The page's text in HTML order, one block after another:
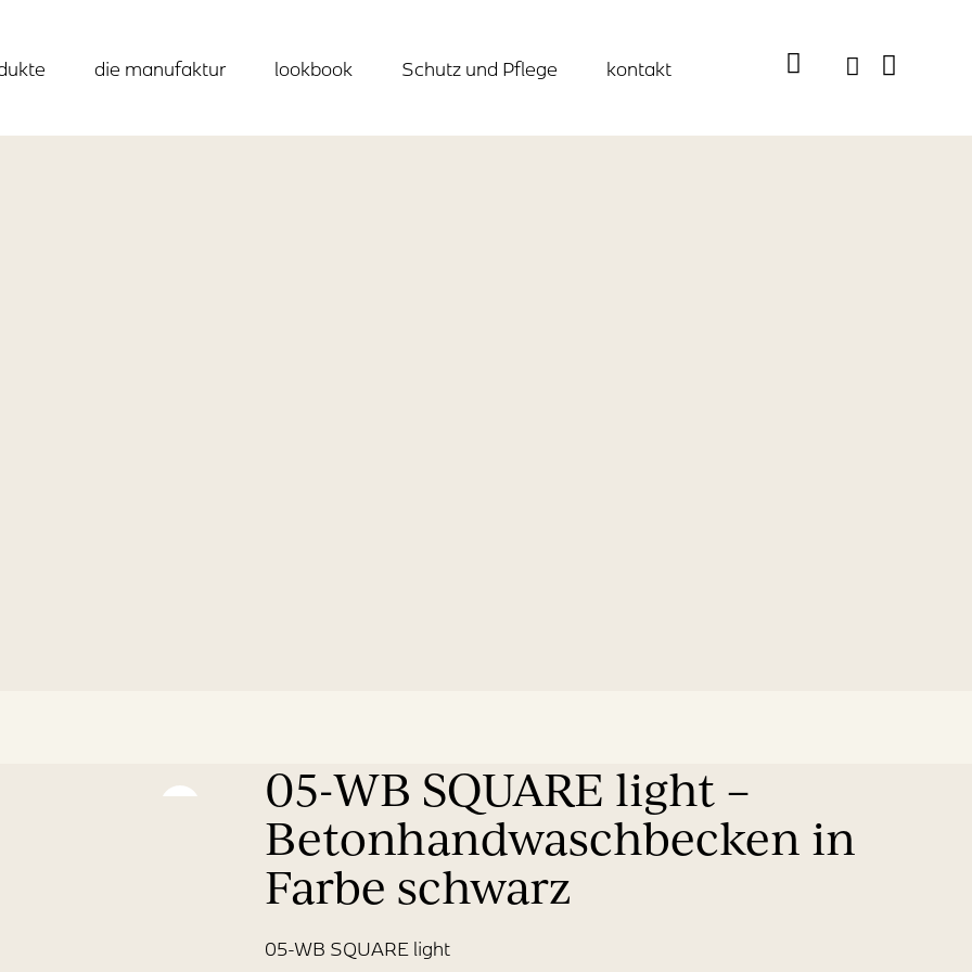
die manufaktur lookbook Schutz und Pflege kontakt
05-WB SQUARE light –
Betonhandwaschbecken in
Farbe schwarz
05-WB SQUARE light